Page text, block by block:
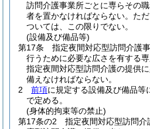
訪問介護事業所ごとに専らその
者を置かなければならない。 た
ついては、この限りでない。
(設備及び備品等)
第17条
指定夜間対応型訪問介護
行うために必要な広さを有する
指定夜間対応型訪問介護の提供
備えなければならない。
2
前項に規定する設備及び備品等
で定める。
(身体的拘束等の禁止)
第17条の2
指定夜間対応型訪問